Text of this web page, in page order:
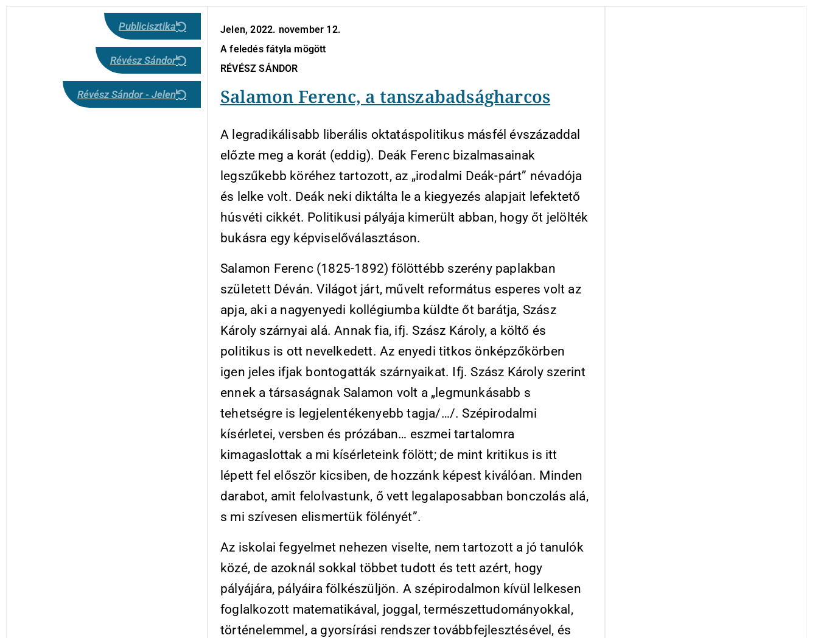
Publicisztika
Révész Sándor
Révész Sándor - Jelen
Jelen, 2022. november 12.
A feledés fátyla mögött
RÉVÉSZ SÁNDOR
Salamon Ferenc, a tanszabadságharcos
A legradikálisabb liberális oktatáspolitikus másfél évszázaddal
előzte meg a korát (eddig). Deák Ferenc bizalmasainak
legszűkebb köréhez tartozott, az „irodalmi Deák-párt” névadója
és lelke volt. Deák neki diktálta le a kiegyezés alapjait lefektető
húsvéti cikkét. Politikusi pályája kimerült abban, hogy őt jelölték
bukásra egy képviselőválasztáson.
Salamon Ferenc (1825-1892) fölöttébb szerény paplakban
született Déván. Világot járt, művelt református esperes volt az
apja, aki a nagyenyedi kollégiumba küldte őt barátja, Szász
Károly szárnyai alá. Annak fia, ifj. Szász Károly, a költő és
politikus is ott nevelkedett. Az enyedi titkos önképzőkörben
igen jeles ifjak bontogatták szárnyaikat. Ifj. Szász Károly szerint
ennek a társaságnak Salamon volt a „legmunkásabb s
tehetségre is legjelentékenyebb tagja/…/. Szépirodalmi
kísérletei, versben és prózában… eszmei tartalomra
kimagaslottak a mi kísérleteink fölött; de mint kritikus is itt
lépett fel először kicsiben, de hozzánk képest kiválóan. Minden
darabot, amit felolvastunk, ő vett legalaposabban bonczolás alá,
s mi szívesen elismertük fölényét”.
Az iskolai fegyelmet nehezen viselte, nem tartozott a jó tanulók
közé, de azoknál sokkal többet tudott és tett azért, hogy
pályájára, pályáira fölkészüljön. A szépirodalmon kívül lelkesen
foglalkozott matematikával, joggal, természettudományokkal,
történelemmel, a gyorsírási rendszer továbbfejlesztésével, és